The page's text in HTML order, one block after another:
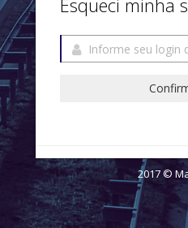
Esqueci minha
2017 ©